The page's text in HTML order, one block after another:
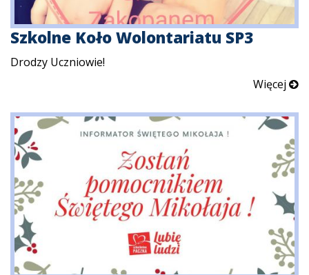
Szkolne Koło Wolontariatu SP3
Drodzy Uczniowie!
Więcej